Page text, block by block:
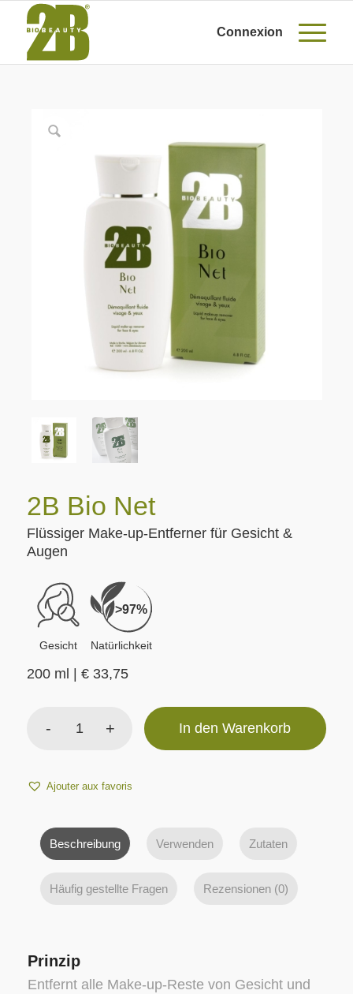
Connexion
2B Bio Net
Flüssiger Make-up-Entferner für Gesicht &
Augen
Gesicht
>97%
Natürlichkeit
200 ml | €33,75
In den Warenkorb
Ajouter aux favoris
Beschreibung Verwenden Zutaten
Häufig gestellte Fragen Rezensionen (0)
Prinzip
Entfernt alle Make-up-Reste von Gesicht und